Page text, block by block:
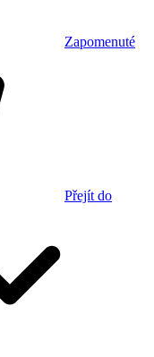
Zapomenuté
Přejít do